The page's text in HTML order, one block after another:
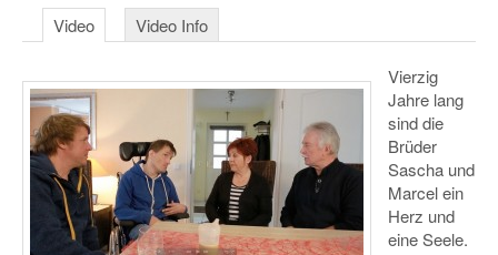
Video Video Info
Vierzig
Jahre lang
sind die
Brüder
Sascha und
Marcel ein
Herz und
eine Seele.